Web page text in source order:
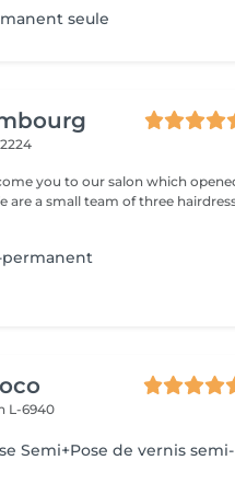
seule
you to our salon which
permanent
L-6940
Semi+Pose de vernis semi-